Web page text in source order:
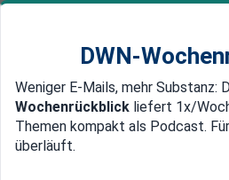
Newsticker MEIN DWN:
Edelmetalle DWN-
DWN-
Weniger E-Mails, mehr Substanz:
Wochenrückblick liefert 1x/
Themen kompakt als Podcast.
überläuft.